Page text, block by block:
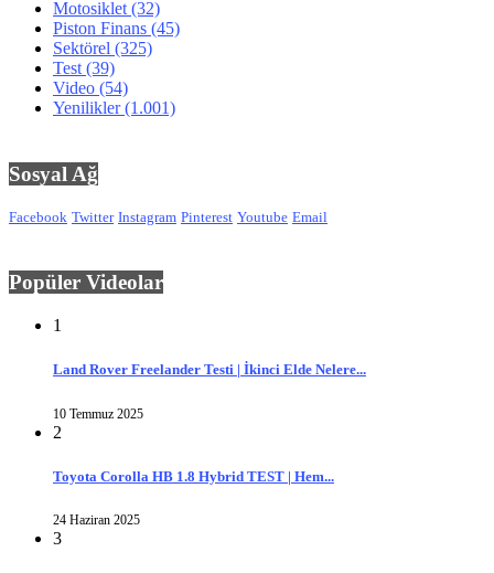
Motosiklet (32)
Piston Finans (45)
Sektörel (325)
Test (39)
Video (54)
Yenilikler(1.001)
Sosyal Ağ
Facebook Twitter Instagram Pinterest Youtube Email
Popüler Videolar
1
Land Rover Freelander Testi | İkinci Elde Nelere...
10 Temmuz 2025
2
Toyota Corolla HB 1.8 Hybrid TEST | Hem...
24 Haziran 2025
3